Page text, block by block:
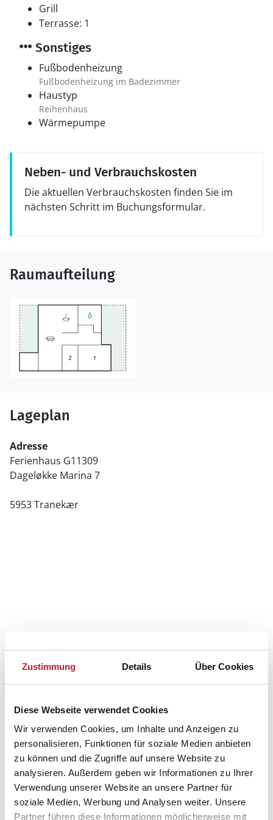
Zustimmung Details Über Cookies
Diese Webseite verwendet Cookies
Wir verwenden Cookies, um Inhalte und Anzeigen zu
personalisieren, Funktionen für soziale Medien anbieten
zu können und die Zugriffe auf unsere Website zu
analysieren. Außerdem geben wir Informationen zu Ihrer
Verwendung unserer Website an unsere Partner für
soziale Medien, Werbung und Analysen weiter. Unsere
Partner führen diese Informationen möglicherweise mit
Grill
Terrasse: 1
Sonstiges
Fußbodenheizung
Fußbodenheizung im Badezimmer
Haustyp
Reihenhaus
Wärmepumpe
Neben- und Verbrauchskosten
Die aktuellen Verbrauchskosten finden Sie im
nächsten Schritt im Buchungsformular.
Raumaufteilung
Lageplan
Adresse
Ferienhaus G11309
Dageløkke Marina 7
5953 Tranekær
Belegungskalender
Reisedauer auswählen
Anzahl Reisende auswählen